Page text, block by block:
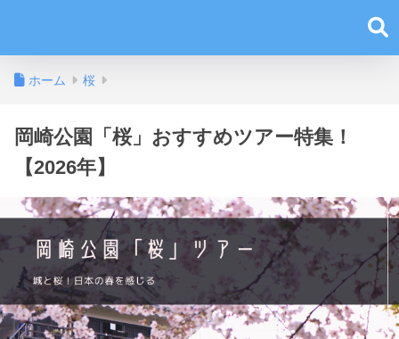
ホーム 桜
岡崎公園「桜」おすすめツアー特集！
【2026年】